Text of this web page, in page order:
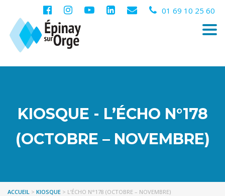
01 69 10 25 60
KIOSQUE - L’ÉCHO N°178
(OCTOBRE – NOVEMBRE)
ACCUEIL > KIOSQUE > L’ÉCHO N°178 (OCTOBRE – NOVEMBRE)